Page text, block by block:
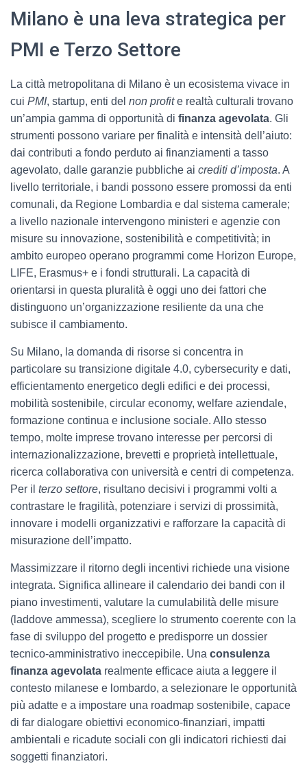
Milano è una leva strategica per
PMI e Terzo Settore
La città metropolitana di Milano è un ecosistema vivace in
cui PMI, startup, enti del non profite realtà culturali trovano
un’ampia gamma di opportunità di finanza agevolata. Gli
strumenti possono variare per finalità e intensità dell’aiuto:
dai contributi a fondo perduto ai finanziamenti a tasso
agevolato, dalle garanzie pubbliche ai crediti d’imposta. A
livello territoriale, i bandi possono essere promossi da enti
comunali, da Regione Lombardia e dal sistema camerale;
a livello nazionale intervengono ministeri e agenzie con
misure su innovazione, sostenibilità e competitività; in
ambito europeo operano programmi come Horizon Europe,
LIFE, Erasmus+ e i fondi strutturali. La capacità di
orientarsi in questa pluralità è oggi uno dei fattori che
distinguono un’organizzazione resiliente da una che
subisce il cambiamento.
Su Milano, la domanda di risorse si concentra in
particolare su transizione digitale 4.0, cybersecurity e dati,
efficientamento energetico degli edifici e dei processi,
mobilità sostenibile, circular economy, welfare aziendale,
formazione continua e inclusione sociale. Allo stesso
tempo, molte imprese trovano interesse per percorsi di
internazionalizzazione, brevetti e proprietà intellettuale,
ricerca collaborativa con università e centri di competenza.
Per il terzo settore, risultano decisivi i programmi volti a
contrastare le fragilità, potenziare i servizi di prossimità,
innovare i modelli organizzativi e rafforzare la capacità di
misurazione dell’impatto.
Massimizzare il ritorno degli incentivi richiede una visione
integrata. Significa allineare il calendario dei bandi con il
piano investimenti, valutare la cumulabilità delle misure
(laddove ammessa), scegliere lo strumento coerente con la
fase di sviluppo del progetto e predisporre un dossier
tecnico-amministrativo ineccepibile. Una consulenza
finanza agevolata realmente efficace aiuta a leggere il
contesto milanese e lombardo, a selezionare le opportunità
più adatte e a impostare una roadmap sostenibile, capace
di far dialogare obiettivi economico-finanziari, impatti
ambientali e ricadute sociali con gli indicatori richiesti dai
soggetti finanziatori.